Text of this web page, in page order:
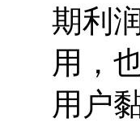
期利
用，
用户